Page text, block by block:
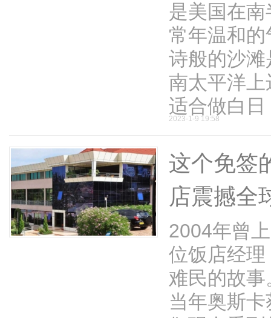
是美国在
常年温和
诗般的沙
南太平洋
适合做白日
2023-1-9 19:58
这个免签
店震撼全
2004年曾
位饭店经
难民的故
当年奥斯